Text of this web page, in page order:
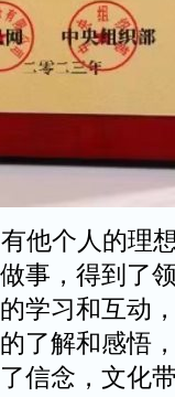
他个人的理
事，得到了
学习和互动
了解和感悟
信念，文化